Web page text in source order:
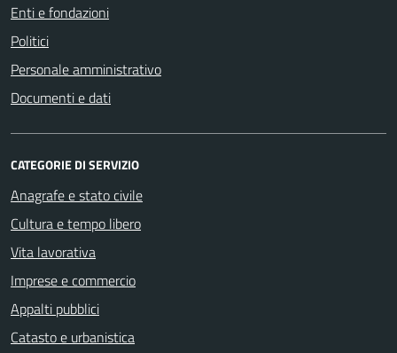
Enti e fondazioni
Politici
Personale amministrativo
Documenti e dati
CATEGORIE DI SERVIZIO
Anagrafe e stato civile
Cultura e tempo libero
Vita lavorativa
Imprese e commercio
Appalti pubblici
Catasto e urbanistica